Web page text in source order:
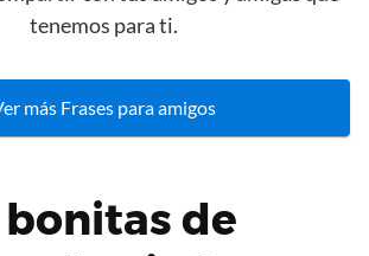
tenemos para ti.
más Frases para amigos
bonitas de